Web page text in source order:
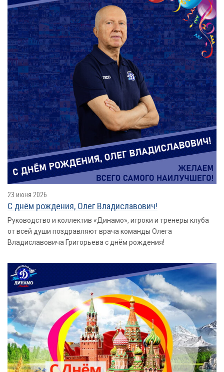
23 июня 2026
С днём рождения, Олег Владиславович!
Руководство и коллектив «Динамо», игроки и тренеры клуба
от всей души поздравляют врача команды Олега
Владиславовича Григорьева с днём рождения!